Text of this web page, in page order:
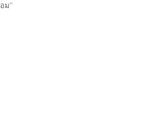
ม”